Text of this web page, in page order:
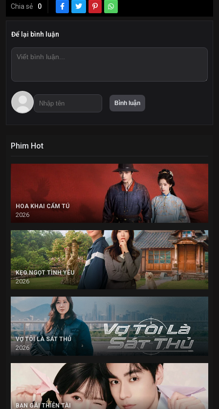
Chia sẻ 0
Để lại bình luận
Phim Hot
HOA KHAI CẨM TÚ
2026
KẸO NGỌT TÌNH YÊU
2026
VỢ TÔI LÀ SÁT THỦ
2026
BẠN GÁI THIÊN TÀI